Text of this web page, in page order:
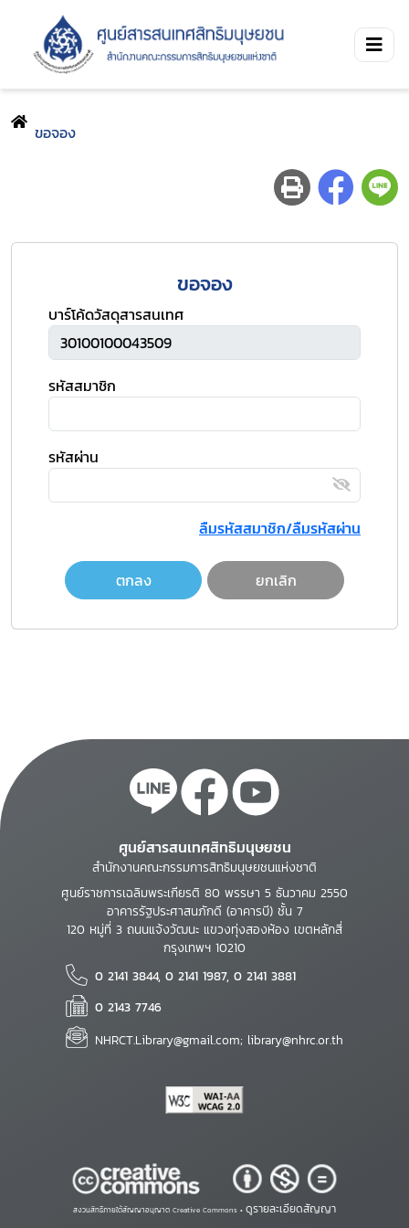
ขอจอง
ขอจอง
บาร์โค้ดวัสดุสารสนเทศ
รหัสสมาชิก
รหัสผ่าน
ลืมรหัสสมาชิก/ลืมรหัสผ่าน
ตกลง ยกเลิก
ศูนย์สารสนเทศสิทธิมนุษยชน
สำนักงานคณะกรรมการสิทธิมนุษยชนแห่งชาติ
ศูนย์ราชการเฉลิมพระเกียรติ 80 พรรษา 5 ธันวาคม 2550
อาคารรัฐประศาสนภักดี (อาคารบี) ชั้น 7
120 หมู่ที่ 3 ถนนแจ้งวัฒนะ แขวงทุ่งสองห้อง เขตหลักสี่
กรุงเทพฯ 10210
0 2141 3844, 0 2141 1987, 0 2141 3881
0 2143 7746
NHRCT.Library@gmail.com; library@nhrc.or.th
สงวนสิทธิ์ภายใต้สัญญาอนุญาต Creative Commons • ดูรายละเอียดสัญญา